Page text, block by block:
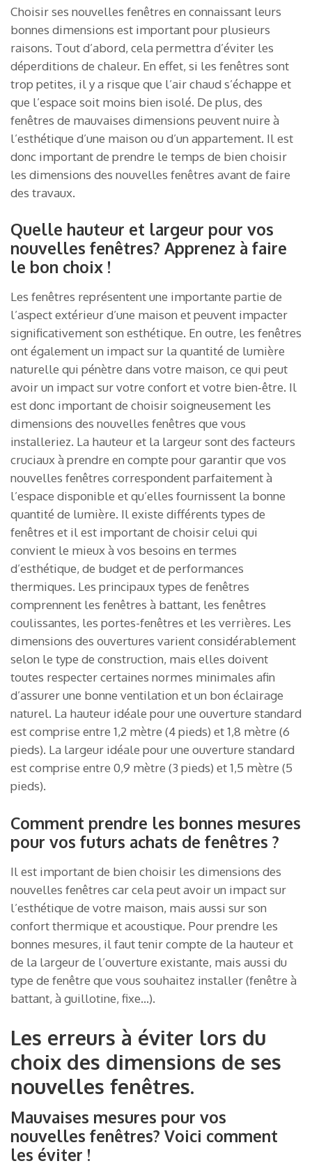
Choisir ses nouvelles fenêtres en connaissant leurs
bonnes dimensions est important pour plusieurs
raisons. Tout d’abord, cela permettra d’éviter les
déperditions de chaleur. En effet, si les fenêtres sont
trop petites, il y a risque que l’air chaud s’échappe et
que l’espace soit moins bien isolé. De plus, des
fenêtres de mauvaises dimensions peuvent nuire à
l’esthétique d’une maison ou d’un appartement. Il est
donc important de prendre le temps de bien choisir
les dimensions des nouvelles fenêtres avant de faire
des travaux.
Quelle hauteur et largeur pour vos
nouvelles fenêtres? Apprenez à faire
le bon choix !
Les fenêtres représentent une importante partie de
l’aspect extérieur d’une maison et peuvent impacter
significativement son esthétique. En outre, les fenêtres
ont également un impact sur la quantité de lumière
naturelle qui pénètre dans votre maison, ce qui peut
avoir un impact sur votre confort et votre bien-être. Il
est donc important de choisir soigneusement les
dimensions des nouvelles fenêtres que vous
installeriez. La hauteur et la largeur sont des facteurs
cruciaux à prendre en compte pour garantir que vos
nouvelles fenêtres correspondent parfaitement à
l’espace disponible et qu’elles fournissent la bonne
quantité de lumière. Il existe différents types de
fenêtres et il est important de choisir celui qui
convient le mieux à vos besoins en termes
d’esthétique, de budget et de performances
thermiques. Les principaux types de fenêtres
comprennent les fenêtres à battant, les fenêtres
coulissantes, les portes-fenêtres et les verrières. Les
dimensions des ouvertures varient considérablement
selon le type de construction, mais elles doivent
toutes respecter certaines normes minimales afin
d’assurer une bonne ventilation et un bon éclairage
naturel. La hauteur idéale pour une ouverture standard
est comprise entre 1,2 mètre (4 pieds) et 1,8 mètre (6
pieds). La largeur idéale pour une ouverture standard
est comprise entre 0,9 mètre (3 pieds) et 1,5 mètre (5
pieds).
Comment prendre les bonnes mesures
pour vos futurs achats de fenêtres ?
Il est important de bien choisir les dimensions des
nouvelles fenêtres car cela peut avoir un impact sur
l’esthétique de votre maison, mais aussi sur son
confort thermique et acoustique. Pour prendre les
bonnes mesures, il faut tenir compte de la hauteur et
de la largeur de l’ouverture existante, mais aussi du
type de fenêtre que vous souhaitez installer (fenêtre à
battant, à guillotine, fixe…).
Les erreurs à éviter lors du
choix des dimensions de ses
nouvelles fenêtres.
Mauvaises mesures pour vos
nouvelles fenêtres? Voici comment
les éviter !